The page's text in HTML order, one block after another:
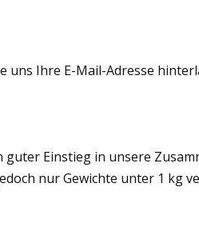
uns Ihre E-Mail-Adresse
guter Einstieg in unsere
nur Gewichte unter 1 kg